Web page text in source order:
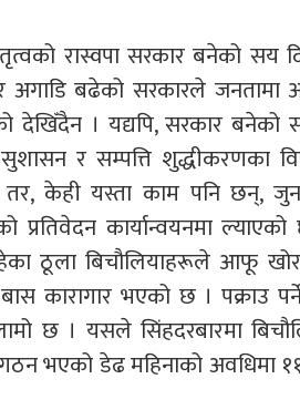
रास्वपा सरकार बनेको
अगाडि बढेको सरकारले
देखिँदैन । यद्यपि, सरकार बनेको
र सम्पत्ति शुद्धीकरणका
केही यस्ता काम पनि छन्,
प्रतिवेदन कार्यान्वयनमा
ठूला बिचौलियाहरूले आफू
कारागार भएको छ । पक्राउ
छ । यसले सिंहदरबारमा
भएको डेढ महिनाको अवधिमा